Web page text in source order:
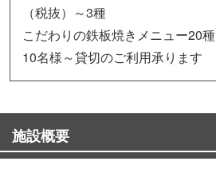
（税抜）～3種
こだわりの鉄板焼きメニュー20種
10名様～貸切のご利用承ります
施設概要